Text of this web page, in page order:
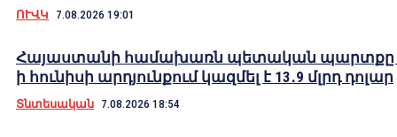
ՈՒՎԿ 7.08.2026 19:01
Հայաստանի համախառն պետական պարտքը
ի հունիսի արդյունքում կազմել է 13․9 մլրդ դոլար
Տնտեսական 7.08.2026 18:54